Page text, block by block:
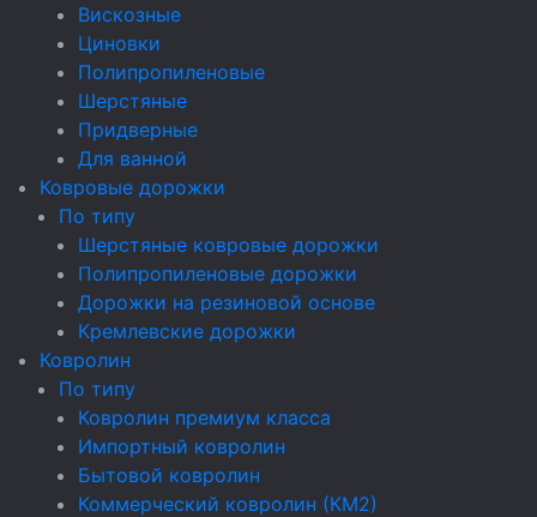
Вискозные
Циновки
Полипропиленовые
Шерстяные
Придверные
Для ванной
Ковровые дорожки
По типу
Шерстяные ковровые дорожки
Полипропиленовые дорожки
Дорожки на резиновой основе
Кремлевские дорожки
Ковролин
По типу
Ковролин премиум класса
Импортный ковролин
Бытовой ковролин
Коммерческий ковролин (КМ2)